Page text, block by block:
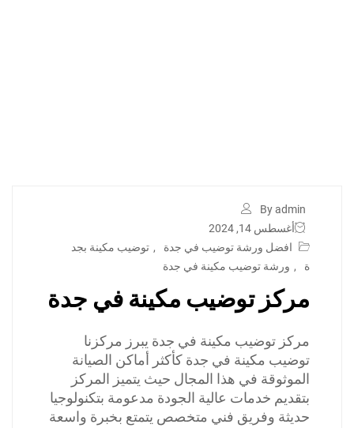
By admin
أغسطس 14, 2024
افضل ورشة توضيب في جدة
, توضيب مكينة بجد
ة
, ورشة توضيب مكينة في جدة
مركز توضيب مكينة في جدة
مركز توضيب مكينة في جدة يبرز مركزنا
توضيب مكينة في جدة كأكثر أماكن الصيانة
الموثوقة في هذا المجال حيث يتميز المركز
بتقديم خدمات عالية الجودة مدعومة بتكنولوجيا
حديثة وفريق فني متخصص يتمتع بخبرة واسعة